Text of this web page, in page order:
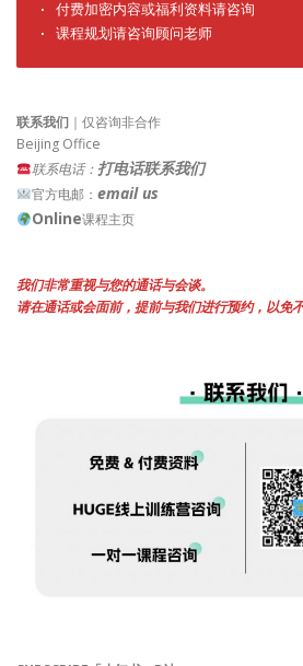
· 付费加密内容或福利资料请咨询
· 课程规划请咨询顾问老师
联系我们 ｜仅咨询非合作
Beijing Office
联系电话： 打电话联系我们
官方电邮： email us
Online课程主页
我们非常重视与您的通话与会谈。
请在通话或会面前，提前与我们进行预约，以免